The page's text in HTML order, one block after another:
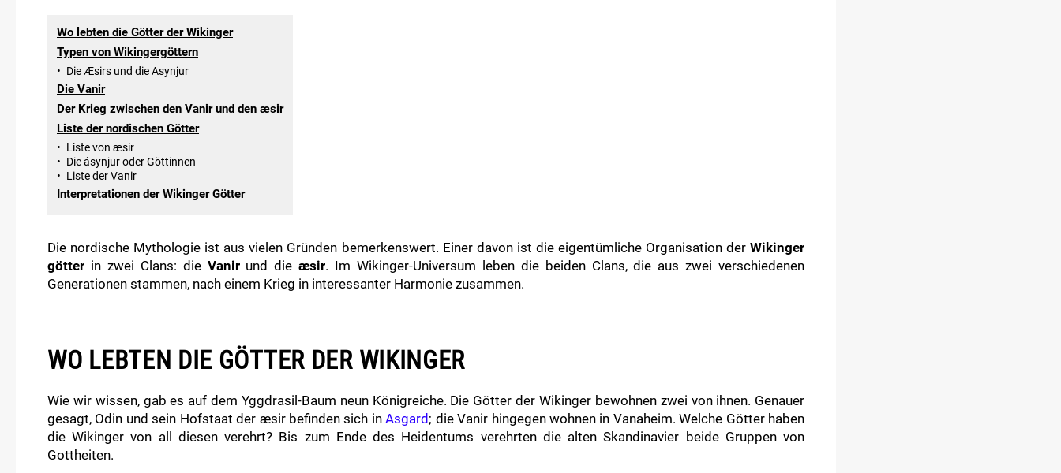
Wo lebten die Götter der Wikinger
Typen von Wikingergöttern
• Die Æsirs und die Asynjur
Die Vanir
Der Krieg zwischen den Vanir und den æsir
Liste der nordischen Götter
• Liste von æsir
• Die ásynjur oder Göttinnen
• Liste der Vanir
Interpretationen der Wikinger Götter
Die nordische Mythologie ist aus vielen Gründen bemerkenswert. Einer davon ist die eigentümliche Organisation derWikinger
götter in zwei Clans: die Vanirund dieæsir. Im Wikinger-Universum leben die beiden Clans, die aus zwei verschiedenen
Generationen stammen, nach einem Krieg in interessanter Harmonie zusammen.
WO LEBTEN DIE GÖTTER DER WIKINGER
Wie wir wissen, gab es auf dem Yggdrasil-Baum neun Königreiche. Die Götter der Wikinger bewohnen zwei von ihnen. Genauer
gesagt, Odin und sein Hofstaat der æsir befinden sich inAsgard ; die Vanir hingegen wohnen in Vanaheim. Welche Götter haben
die Wikinger von all diesen verehrt? Bis zum Ende des Heidentums verehrten die alten Skandinavier beide Gruppen von
Gottheiten.